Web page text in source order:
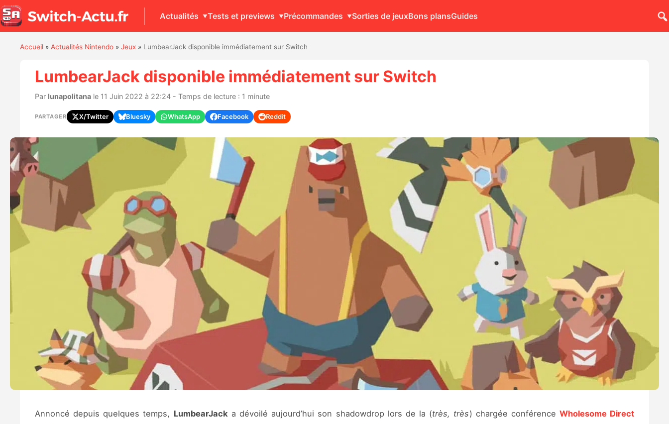
Actualités Tests et previews Précommandes Sorties de jeuxBons plansGuides
Accueil» Actualités Nintendo» Jeux» LumbearJack disponible immédiatement sur Switch
LumbearJack disponible immédiatement sur Switch
Par lunapolitanale 11 Juin 2022 à 22:24 - Temps de lecture : 1 minute
PARTAGER X/Twitter Bluesky WhatsApp Facebook Reddit
Annoncé depuis quelques temps, LumbearJacka dévoilé aujourd’hui son shadowdrop lors de la (très, très) chargée conférenceWholesome Direct